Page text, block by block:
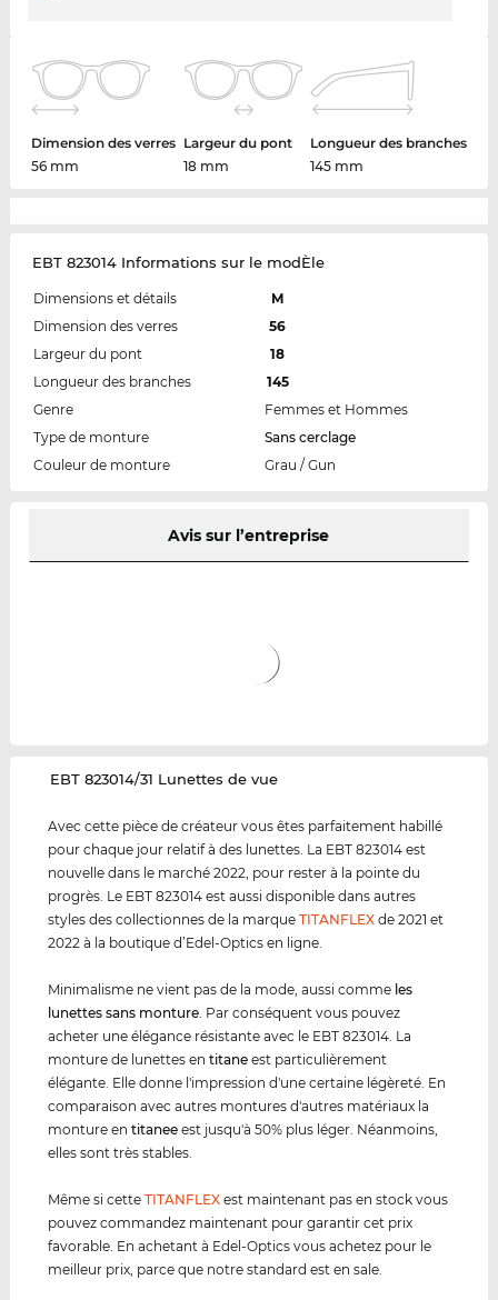
Dimension des verres
56 mm
Largeur du pont
18 mm
Longueur des branches
145 mm
EBT 823014 Informations sur le modÈle
Dimensions et détails
M
Dimension des verres
56
Largeur du pont
18
Longueur des branches
145
Genre
Femmes et Hommes
Type de monture
Sans cerclage
Couleur de monture
Grau / Gun
Avis sur l’entreprise
‌EBT 823014/31 Lunettes de vue
Avec cette pièce de créateur vous êtes parfaitement habillé
pour chaque jour relatif à des lunettes. La EBT 823014 est
nouvelle dans le marché 2022, pour rester à la pointe du
progrès. Le EBT 823014 est aussi disponible dans autres
styles des collectionnes de la marqueTITANFLEX de 2021 et
2022 à la boutique d’Edel-Optics en ligne.
Minimalisme ne vient pas de la mode, aussi comme les
lunettes sans monture . Par conséquent vous pouvez
acheter une élégance résistante avec le EBT 823014. La
monture de lunettes entitane est particulièrement
élégante. Elle donne l'impression d'une certaine légèreté. En
comparaison avec autres montures d'autres matériaux la
monture entitanee est jusqu'à 50% plus léger. Néanmoins,
elles sont très stables.
Même si cetteTITANFLEX est maintenant pas en stock vous
pouvez commandez maintenant pour garantir cet prix
favorable. En achetant à Edel-Optics vous achetez pour le
meilleur prix, parce que notre standard est en sale.